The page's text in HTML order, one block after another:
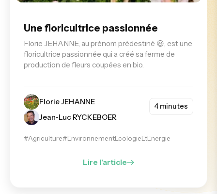
Une floricultrice passionnée
Florie JEHANNE, au prénom prédestiné 😃, est une
floricultrice passionnée qui a créé sa ferme de
production de fleurs coupées en bio.
Florie JEHANNE
Jean-Luc RYCKEBOER
4 minutes
#Agriculture#EnvironnementEcologieEtEnergie
Lire l'article